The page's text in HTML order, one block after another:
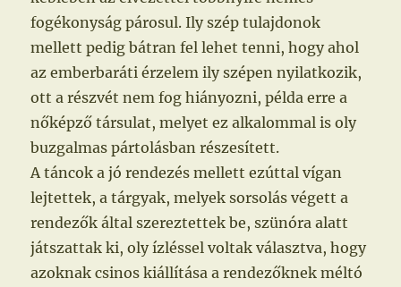
fogékonyság párosul. Ily szép tulajdonok
mellett pedig bátran fel lehet tenni, hogy ahol
az emberbaráti érzelem ily szépen nyilatkozik,
ott a részvét nem fog hiányozni, példa erre a
nőképző társulat, melyet ez alkalommal is oly
buzgalmas pártolásban részesített.
A táncok a jó rendezés mellett ezúttal vígan
lejtettek, a tárgyak, melyek sorsolás végett a
rendezők által szereztettek be, szünóra alatt
játszattak ki, oly ízléssel voltak választva, hogy
azoknak csinos kiállítása a rendezőknek méltó